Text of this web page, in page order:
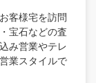
客様宅を訪問
宝石などの査
み営業やテレ
業スタイルで